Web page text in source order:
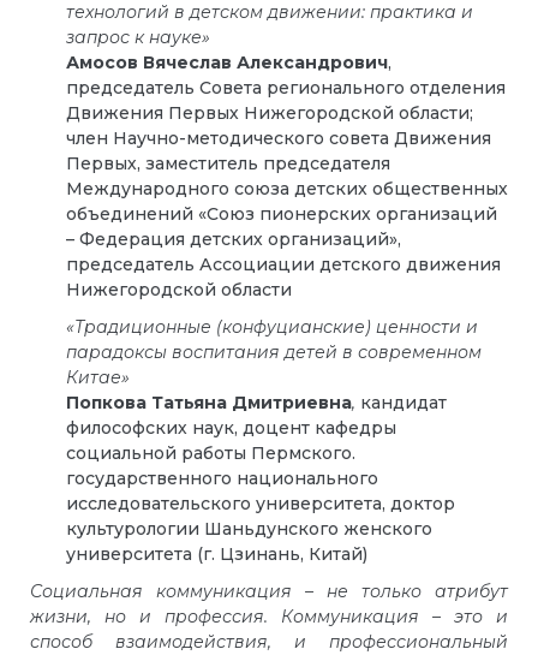
технологий в детском движении: практика и
запрос к науке»
Амосов Вячеслав Александрович,
председатель Совета регионального отделения
Движения Первых Нижегородской области;
член Научно-методического совета Движения
Первых, заместитель председателя
Международного союза детских общественных
объединений «Союз пионерских организаций
– Федерация детских организаций»,
председатель Ассоциации детского движения
Нижегородской области
«Традиционные (конфуцианские) ценности и
парадоксы воспитания детей в современном
Китае»
Попкова Татьяна Дмитриевна, кандидат
философских наук, доцент кафедры
социальной работы Пермского.
государственного национального
исследовательского университета, доктор
культурологии Шаньдунского женского
университета (г. Цзинань, Китай)
Социальная коммуникация – не только атрибут
жизни, но и профессия. Коммуникация – это и
способ взаимодействия, и профессиональный